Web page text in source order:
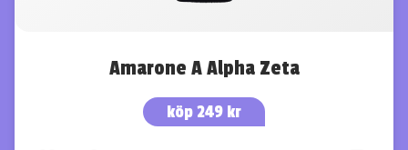
Amarone A Alpha Zeta
köp 249 kr